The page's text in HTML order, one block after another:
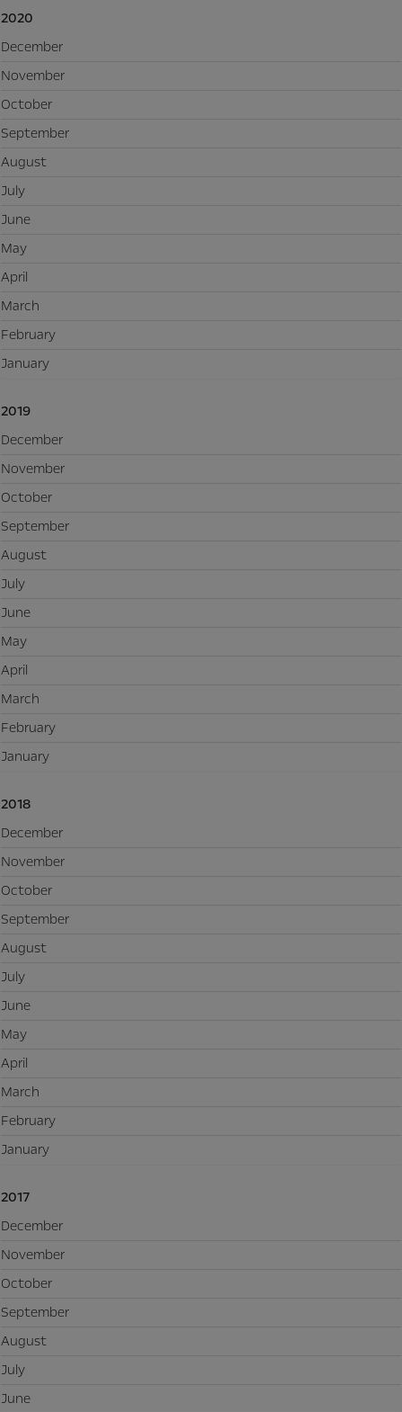
2020
December
November
October
September
August
July
June
May
April
March
February
January
2019
December
November
October
September
August
July
June
May
April
March
February
January
2018
December
November
October
September
August
July
June
May
April
March
February
January
2017
December
November
October
September
August
July
June